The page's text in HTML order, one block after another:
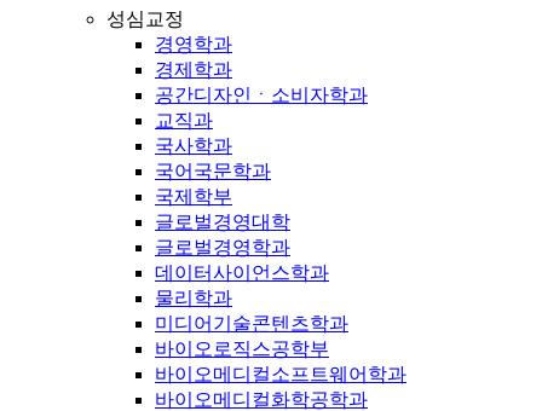
성심교정
경영학과
경제학과
공간디자인ㆍ소비자학과
교직과
국사학과
국어국문학과
국제학부
글로벌경영대학
글로벌경영학과
데이터사이언스학과
물리학과
미디어기술콘텐츠학과
바이오로직스공학부
바이오메디컬소프트웨어학과
바이오메디컬화학공학과